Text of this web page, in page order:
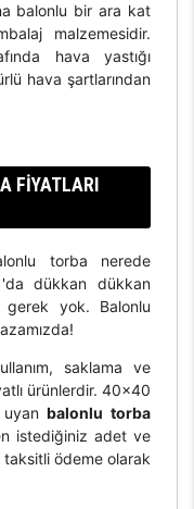
balonlu bir ara kat
malzemesidir.
hava yastığı
hava şartlarından
FIYATLARI
torba nerede
dükkan dükkan
yok. Balonlu
saklama ve
ürünlerdir. 40x40
uyanbalonlu torba
istediğiniz adet ve
ödeme olarak